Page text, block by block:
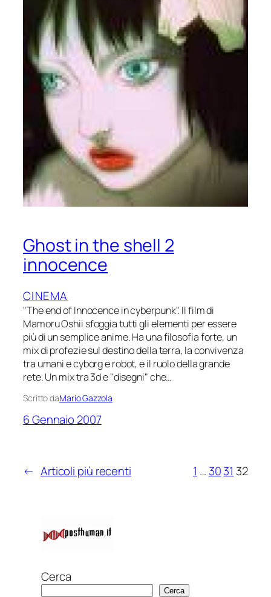
Ghost in the shell 2
innocence
CINEMA
"The end of Innocence in cyberpunk". Il film di
Mamoru Oshii sfoggia tutti gli elementi per essere
più di un semplice anime. Ha una filosofia forte, un
mix di profezie sul destino della terra, la convivenza
tra umani e cyborg e robot, e il ruolo della grande
rete. Un mix tra 3d e "disegni" che…
Scritto daMario Gazzola
6 Gennaio 2007
← Articoli più recenti 1 … 3031 32
Cerca
Cerca